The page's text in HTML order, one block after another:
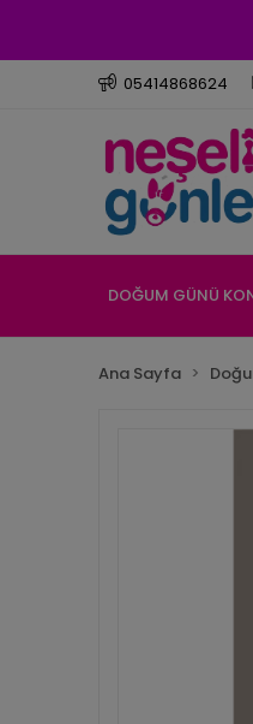
05414868624
DOĞUM GÜNÜ
Ana Sayfa